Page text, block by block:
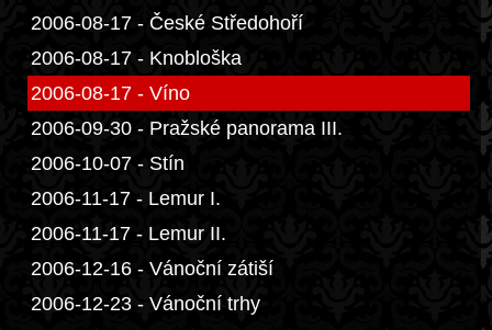
2006-08-17 - České Středohoří
2006-08-17 - Knobloška
2006-08-17 - Víno
2006-09-30 - Pražské panorama III.
2006-10-07 - Stín
2006-11-17 - Lemur I.
2006-11-17 - Lemur II.
2006-12-16 - Vánoční zátiší
2006-12-23 - Vánoční trhy